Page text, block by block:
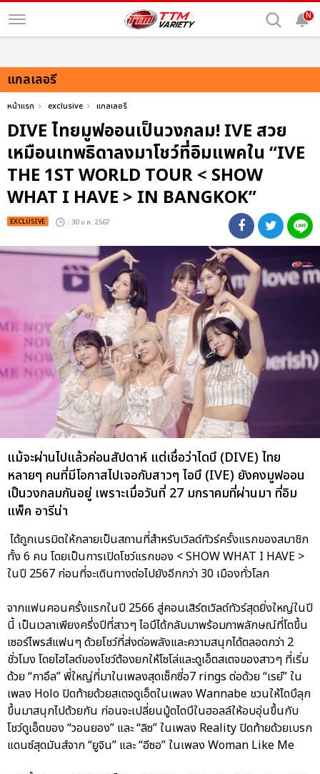
N
แกลเลอรี
หน้าแรก exclusive แกลเลอรี
DIVE ไทยมูฟออนเป็นวงกลม! IVE สวย
เหมือนเทพธิดาลงมาโชว์ที่อิมแพคใน “IVE
THE 1ST WORLD TOUR < SHOW
WHAT I HAVE > IN BANGKOK”
EXCLUSIVE : 30 ม.ค. 2567
แม้จะผ่านไปแล้วค่อนสัปดาห์ แต่เชื่อว่าไดบึ (DIVE) ไทย
หลายๆ คนที่มีโอกาสไปเจอกับสาวๆ ไอบึ (IVE) ยังคงมูฟออน
เป็นวงกลมกันอยู่ เพราะเมื่อวันที่ 27 มกราคมที่ผ่านมา ที่อิม
แพ็ค อารีน่า
ได้ถูกเนรมิตให้กลายเป็นสถานที่สำหรับเวิลด์ทัวร์ครั้งแรกของสมาชิก
ทั้ง 6 คน โดยเป็นการเปิดโชว์แรกของ < SHOW WHAT I HAVE >
ในปี 2567 ก่อนที่จะเดินทางต่อไปยังอีกกว่า 30 เมืองทั่วโลก
จากแฟนคอนครั้งแรกในปี 2566 สู่คอนเสิร์ตเวิลด์ทัวร์สุดยิ่งใหญ่ในปี
นี้ เป็นเวลาเพียงครึ่งปีที่สาวๆ ไอบึได้กลับมาพร้อมภาพลักษณ์ที่โตขึ้น
เซอร์ไพรส์แฟนๆ ด้วยโชว์ที่ส่งต่อพลังและความสนุกได้ตลอดกว่า 2
ชั่วโมง โดยไฮไลต์ของโชว์ต้องยกให้โซโล่และดูเอ็ตสเตจของสาวๆ ที่เริ่ม
ด้วย “กาอึล” พี่ใหญ่ที่มาในเพลงสุดเซ็กซี่อ7 rings ต่อด้วย “เรย์” ใน
เพลง Holo ปิดท้ายด้วยสเตจดูเอ็ตในเพลง Wannabe ชวนให้ไดบึลุก
ขึ้นมาสนุกไปด้วยกัน ก่อนจะเปลี่ยนมู้ดไดบึในฮอลล์ให้อบอุ่นขึ้นกับ
โชว์ดูเอ็ตของ “วอนยอง” และ “ลิซ” ในเพลง Reality ปิดท้ายด้วยเบรก
แดนซ์สุดมันส์จาก “ยูจิน” และ “อีซอ” ในเพลง Woman Like Me